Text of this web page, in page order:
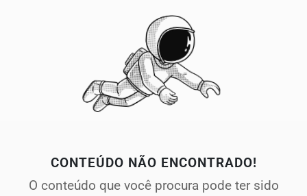
CONTEÚDO NÃO ENCONTRADO!
O conteúdo que você procura pode ter sido